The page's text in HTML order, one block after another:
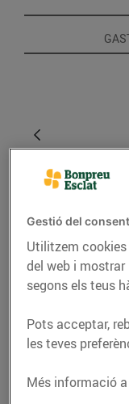
RECEPTES
Lluç
Gestió del
Utilitzem cookies
del web i
segons els teus
Pots acceptar,
les teves
Més informació